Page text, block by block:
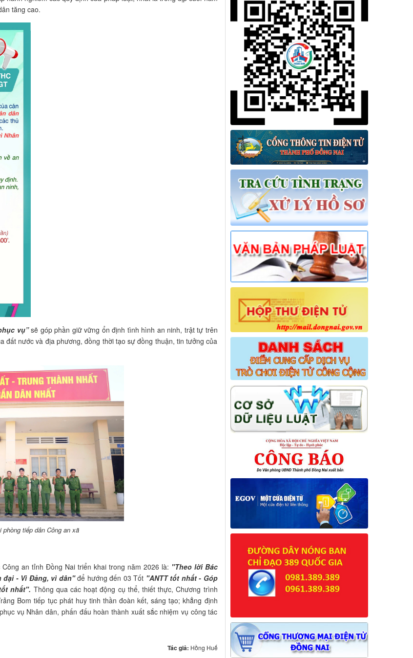
tăng cao.
vụ”sẽ góp phần giữ vững ổn định tình hình an ninh, trật tự trên
đất nước và địa phương, đồng thời tạo sự đồng thuận, tin tưởng của
phòng tiếp dân Công an xã
an tỉnh Đồng Nai triển khai trong năm 2026 là: "Theo lời Bác
đại - Vì Đảng, vì dân"để hướng đến 03 Tốt "ANTT tốt nhất - Góp
nhất". Thông qua các hoạt động cụ thể, thiết thực, Chương trình
Bom tiếp tục phát huy tinh thần đoàn kết, sáng tạo; khẳng định
vụ Nhân dân, phấn đấu hoàn thành xuất sắc nhiệm vụ công tác
Tác giả: Hồng Huế